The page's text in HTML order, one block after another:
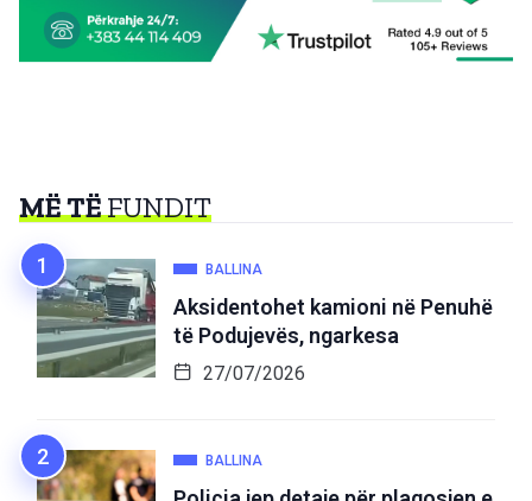
MË TËFUNDIT
BALLINA
Aksidentohet kamioni në Penuhë
të Podujevës, ngarkesa
27/07/2026
BALLINA